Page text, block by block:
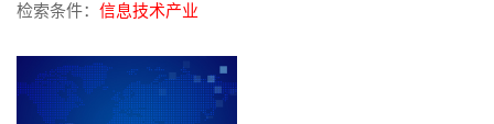
检索条件： 信息技术产业